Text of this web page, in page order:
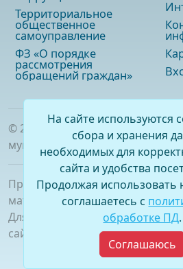
Территориальное
общественное
самоуправление
ФЗ «О порядке
рассмотрения
обращений граждан»
© 2026
. Официальный сайт
муниципального образования
При полном или частичном
материалов ссылка на сайт
Для сетевых изданий
сайт –
www.dumasayansk.ru
Разработка сайта:
На сайте используются
сбора и хранения
необходимых для
сайта и удобства
Продолжая использовать
соглашаетесь с
обработке ПД.
Соглашаюсь